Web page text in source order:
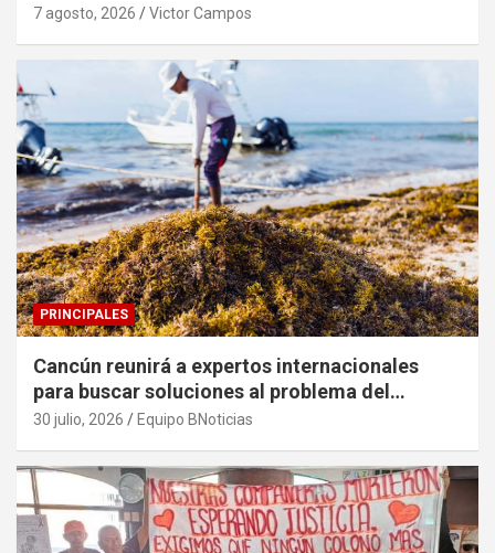
7 agosto, 2026 Victor Campos
PRINCIPALES
Cancún reunirá a expertos internacionales
para buscar soluciones al problema del
sargazo
30 julio, 2026 Equipo BNoticias